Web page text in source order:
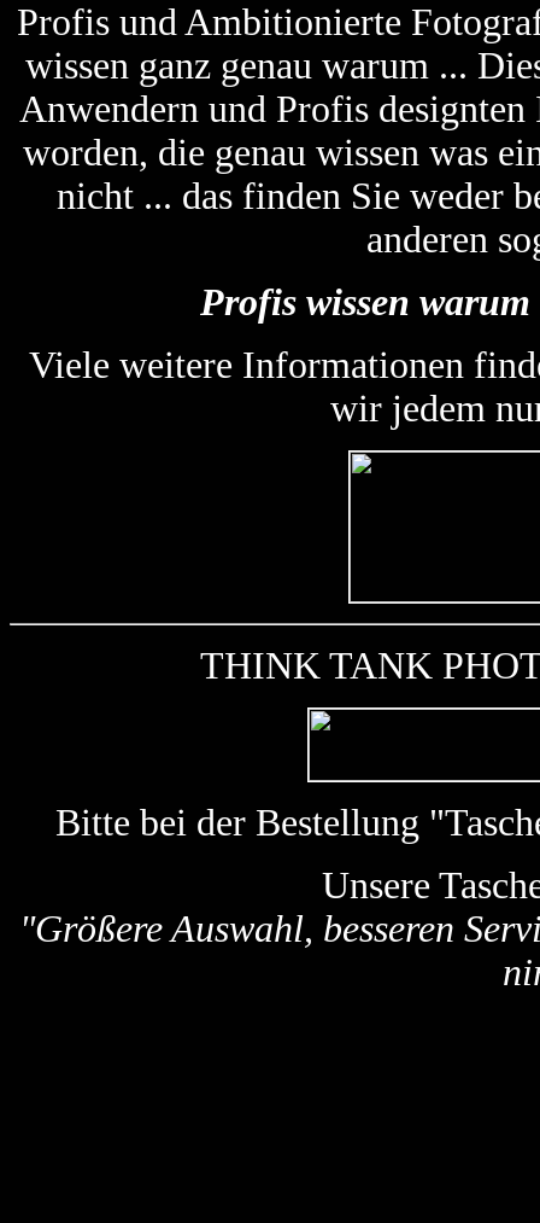
Profis und Ambitionierte
wissen ganz genau warum ...
Anwendern und Profis
worden, die genau wissen was
nicht ... das finden Sie weder
anderen
Profis wissen
Viele weitere Informationen
wir jedem
THINK TANK
Bitte bei der Bestellung
Unsere
"Größere Auswahl, besseren